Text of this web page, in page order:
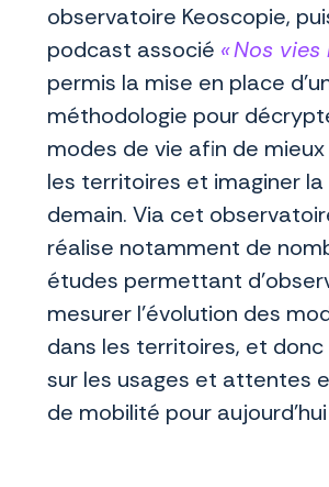
observatoire Keoscopie,
podcast associé « Nos vies
permis la mise en place
méthodologie pour
modes de vie afin de
les territoires et imaginer
demain. Via cet
réalise notamment de
études permettant
mesurer l’évolution des
dans les territoires, et donc
sur les usages et attentes
de mobilité pour